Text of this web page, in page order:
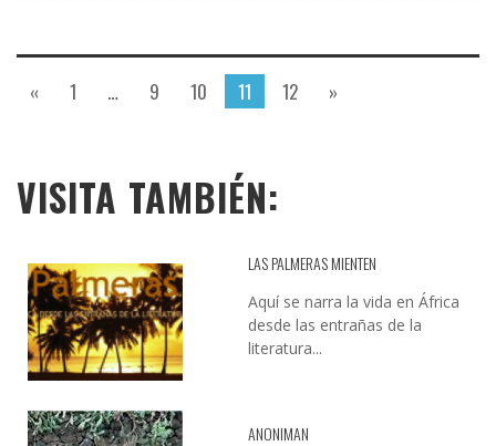
« 1 … 9 10 11 12 »
VISITA TAMBIÉN:
LAS PALMERAS MIENTEN
Aquí se narra la vida en África
desde las entrañas de la
literatura...
ANONIMAN